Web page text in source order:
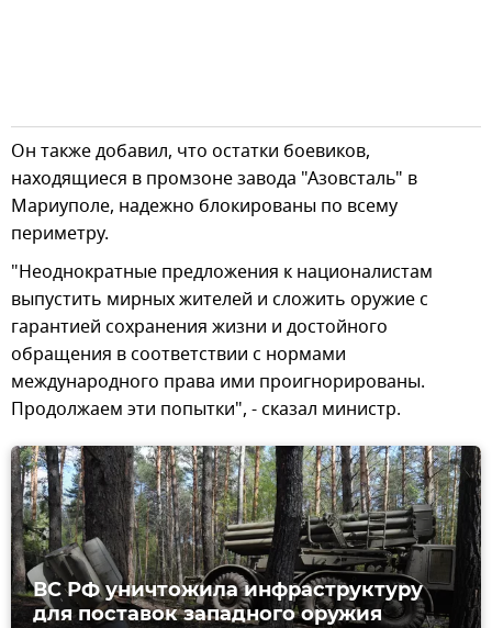
Он также добавил, что остатки боевиков,
находящиеся в промзоне завода "Азовсталь" в
Мариуполе, надежно блокированы по всему
периметру.
"Неоднократные предложения к националистам
выпустить мирных жителей и сложить оружие с
гарантией сохранения жизни и достойного
обращения в соответствии с нормами
международного права ими проигнорированы.
Продолжаем эти попытки", - сказал министр.
ВС РФ уничтожила инфраструктуру
для поставок западного оружия